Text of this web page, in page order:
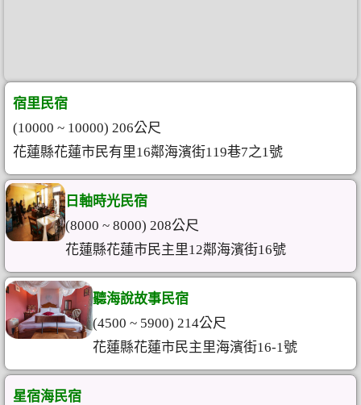
宿里民宿
(10000 ~ 10000) 206公尺
花蓮縣花蓮市民有里16鄰海濱街119巷7之1號
日軸時光民宿
(8000 ~ 8000) 208公尺
花蓮縣花蓮市民主里12鄰海濱街16號
聽海說故事民宿
(4500 ~ 5900) 214公尺
花蓮縣花蓮市民主里海濱街16-1號
星宿海民宿